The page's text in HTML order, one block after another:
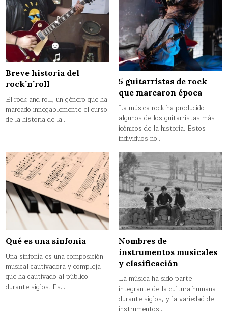
Breve historia del
rock’n’roll
El rock and roll, un género que ha
marcado innegablemente el curso
de la historia de la…
5 guitarristas de rock
que marcaron época
La música rock ha producido
algunos de los guitarristas más
icónicos de la historia. Estos
individuos no…
Qué es una sinfonía
Una sinfonía es una composición
musical cautivadora y compleja
que ha cautivado al público
durante siglos. Es…
Nombres de
instrumentos musicales
y clasificación
La música ha sido parte
integrante de la cultura humana
durante siglos, y la variedad de
instrumentos…